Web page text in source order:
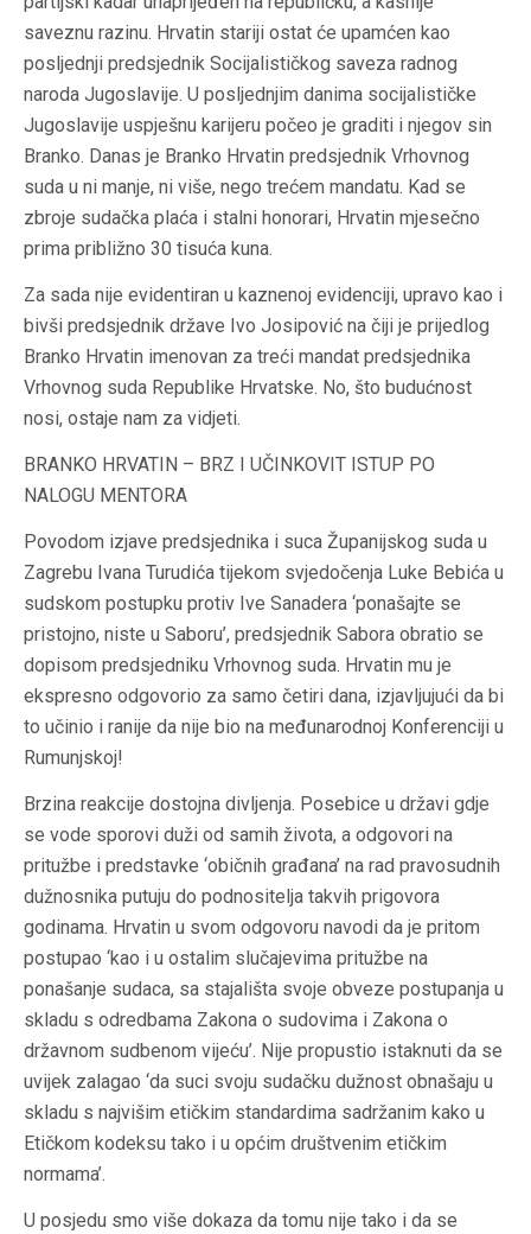
saveznu razinu. Hrvatin stariji ostat će upamćen kao
posljednji predsjednik Socijalističkog saveza radnog
naroda Jugoslavije. U posljednjim danima socijalističke
Jugoslavije uspješnu karijeru počeo je graditi i njegov sin
Branko. Danas je Branko Hrvatin predsjednik Vrhovnog
suda u ni manje, ni više, nego trećem mandatu. Kad se
zbroje sudačka plaća i stalni honorari, Hrvatin mjesečno
prima približno 30 tisuća kuna.
Za sada nije evidentiran u kaznenoj evidenciji, upravo kao i
bivši predsjednik države Ivo Josipović na čiji je prijedlog
Branko Hrvatin imenovan za treći mandat predsjednika
Vrhovnog suda Republike Hrvatske. No, što budućnost
nosi, ostaje nam za vidjeti.
BRANKO HRVATIN – BRZ I UČINKOVIT ISTUP PO
NALOGU MENTORA
Povodom izjave predsjednika i suca Županijskog suda u
Zagrebu Ivana Turudića tijekom svjedočenja Luke Bebića u
sudskom postupku protiv Ive Sanadera ‘ponašajte se
pristojno, niste u Saboru’, predsjednik Sabora obratio se
dopisom predsjedniku Vrhovnog suda. Hrvatin mu je
ekspresno odgovorio za samo četiri dana, izjavljujući da bi
to učinio i ranije da nije bio na međunarodnoj Konferenciji u
Rumunjskoj!
Brzina reakcije dostojna divljenja. Posebice u državi gdje
se vode sporovi duži od samih života, a odgovori na
pritužbe i predstavke ‘običnih građana’ na rad pravosudnih
dužnosnika putuju do podnositelja takvih prigovora
godinama. Hrvatin u svom odgovoru navodi da je pritom
postupao ‘kao i u ostalim slučajevima pritužbe na
ponašanje sudaca, sa stajališta svoje obveze postupanja u
skladu s odredbama Zakona o sudovima i Zakona o
državnom sudbenom vijeću’. Nije propustio istaknuti da se
uvijek zalagao ‘da suci svoju sudačku dužnost obnašaju u
skladu s najvišim etičkim standardima sadržanim kako u
Etičkom kodeksu tako i u općim društvenim etičkim
normama’.
U posjedu smo više dokaza da tomu nije tako i da se